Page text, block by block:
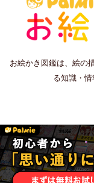
お絵かき図鑑は、絵の
る知識・情